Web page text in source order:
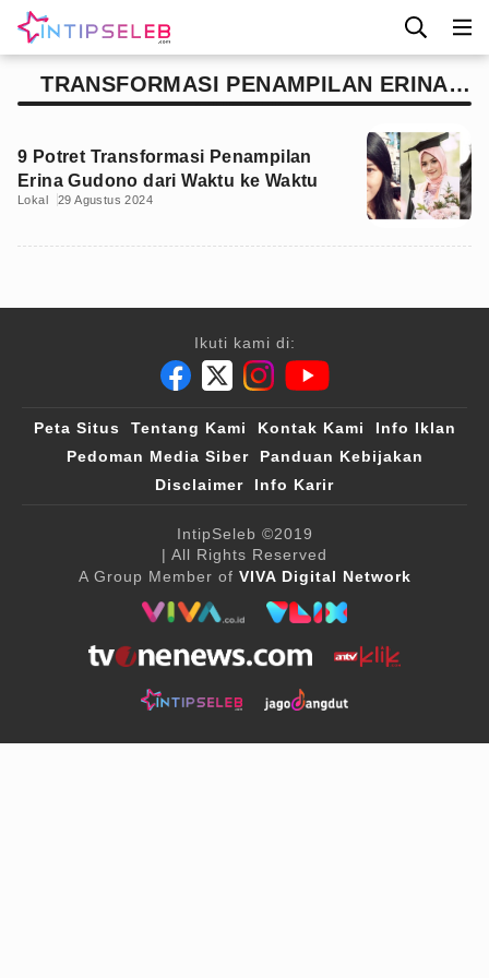
TRANSFORMASI PENAMPILAN ERINA
GUDONO
9 Potret Transformasi Penampilan
Erina Gudono dari Waktu ke Waktu
Lokal 29 Agustus 2024
Ikuti kami di:
Peta Situs Tentang Kami Kontak Kami
Info Iklan
Pedoman Media Siber
Panduan Kebijakan
Disclaimer
Info Karir
IntipSeleb ©2019
| All Rights Reserved
A Group Member of VIVA Digital Network